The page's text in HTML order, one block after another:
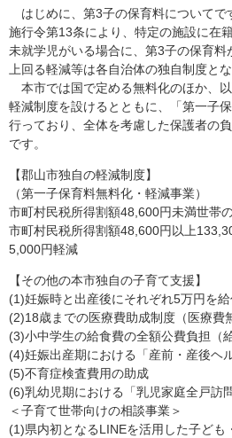
はじめに、第3子の保育料についてで
施行令第13条により、特定の施設に在
未就学児がいる場合に、第3子の保育
上回る軽減等は各自治体の独自制度とな
本市では国で定める無料化のほか、
軽減制度を設けるとともに、「第一子
行っており、全体を考慮した保護者の
です。
【郡山市独自の軽減制度】
（第一子保育料無料化・軽減事業）
市町村民税所得割額48,600円未満世帯
市町村民税所得割額48,600円以上
5,000円軽減
【その他の本市独自の子育て支援】
(1)妊娠時と出産後にそれぞれ5万円を
(2)18歳までの医療費助成制度（医療費
(3)小中学生の給食費の全額公費負担（
(4)妊娠出産期における「産前・産後ヘ
(5)不育症検査費用の助成
(6)乳幼児期における「乳児家庭全戸訪
＜子育て世帯向けの相談事業＞
(1)県内初となるLINEを活用した子ども